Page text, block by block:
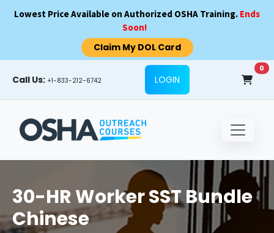
Lowest Price Available on Authorized OSHA Training. Ends
Soon!
Claim My DOL Card
Call Us: +1-833-212-6742 LOGIN
0
30-HR Worker SST Bundle
Chinese